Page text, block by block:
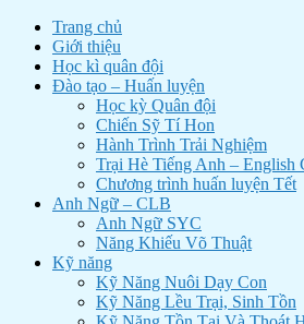
Trang chủ
Giới thiệu
Học kì quân đội
Đào tạo – Huấn luyện
Học kỳ Quân đội
Chiến Sỹ Tí Hon
Hành Trình Trải Nghiệm
Trại Hè Tiếng Anh – English
Chương trình huấn luyện Tết
Anh Ngữ – CLB
Anh Ngữ SYC
Năng Khiếu Võ Thuật
Kỹ năng
Kỹ Năng Nuôi Dạy Con
Kỹ Năng Lều Trại, Sinh Tồn